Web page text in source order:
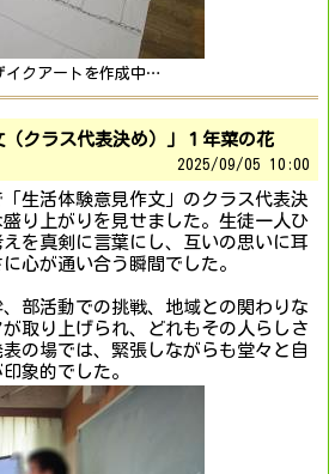
イクアートを作成中…
クラス代表決め）」１年菜の花
2025/09/05 10:00
生活体験意見作文」のクラス代表決
り上がりを見せました。生徒一人ひ
を真剣に言葉にし、互いの思いに耳
心が通い合う瞬間でした。
部活動での挑戦、地域との関わりな
取り上げられ、どれもその人らしさ
の場では、緊張しながらも堂々と自
象的でした。